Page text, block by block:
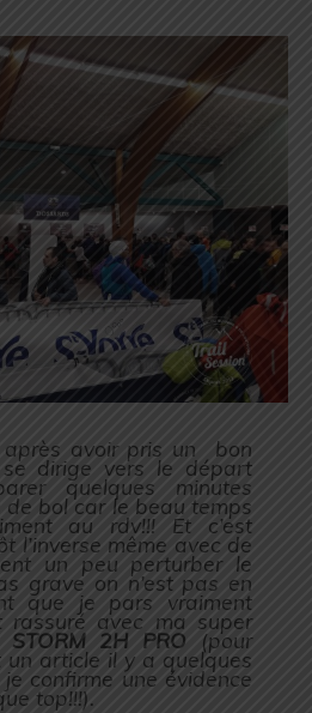
après avoir pris un bon
dirige vers le départ
quelques minutes
bol car le beau temps
au rdv!!! Et c’est
l’inverse même avec de
un peu perturber le
grave on n’est pas en
que je pars vraiment
rassuré avec ma super
STORM 2H PRO (pour
un article il y a quelques
confirme une évidence
top!!!).